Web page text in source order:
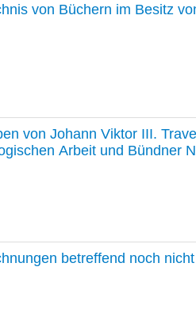
von Büchern im Besitz
von Johann Viktor III.
Arbeit und Bündner
betreffend noch